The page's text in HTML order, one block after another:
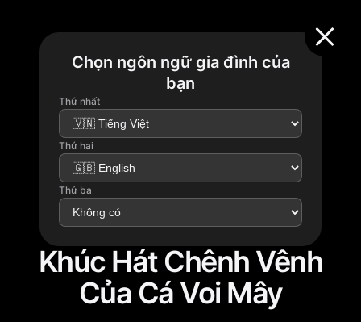
Chọn ngôn ngữ gia đình của
bạn
Thứ nhất
Thứ hai
Thứ ba
Khúc Hát Chênh Vênh
Của Cá Voi Mây